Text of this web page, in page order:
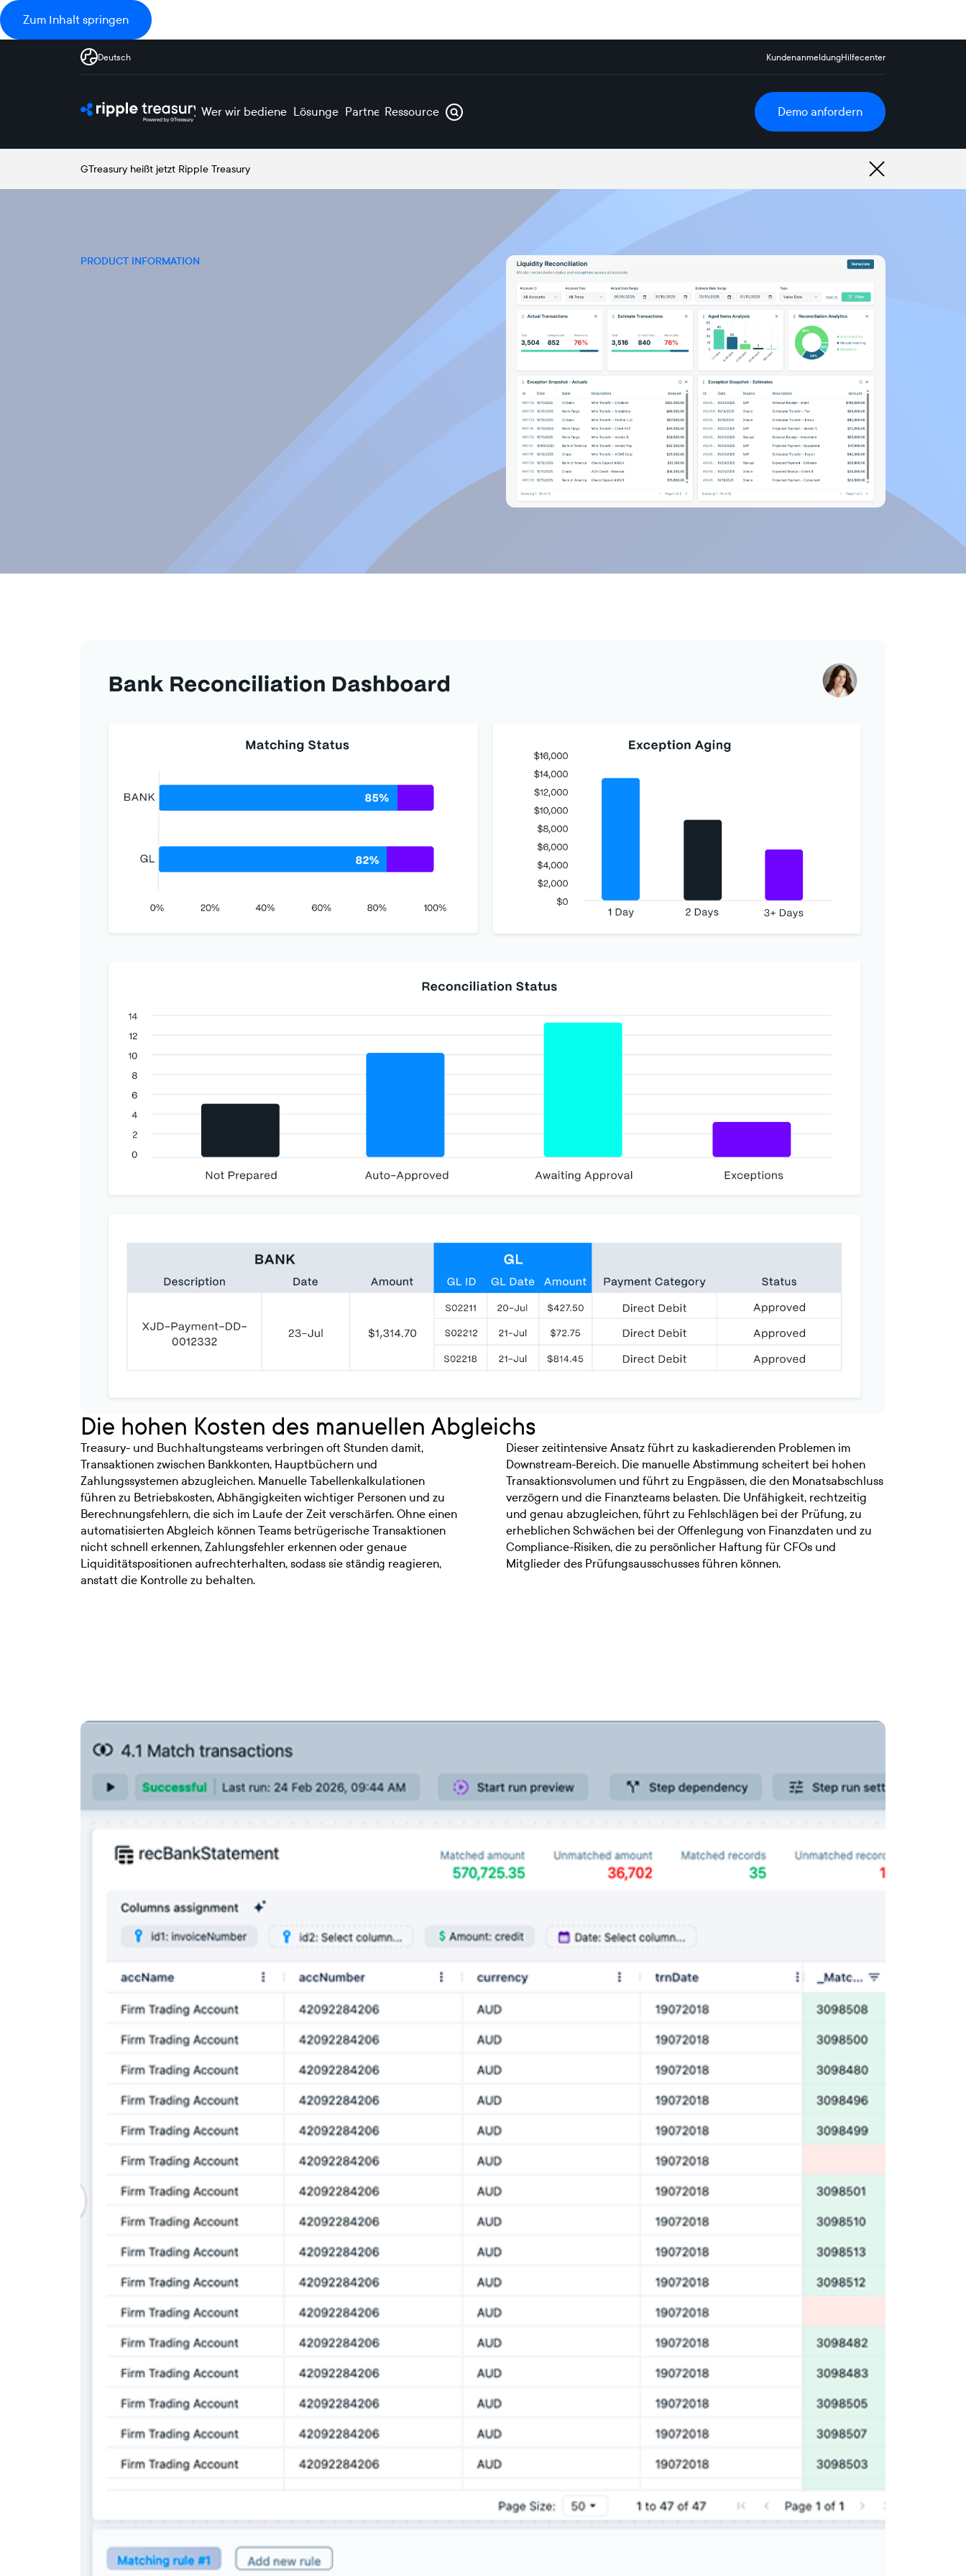
Zum Inhalt springen
Deutsch KundenanmeldungHilfecenter
Wer wir bedienen Lösungen Partner Ressourcen Demo anfordern
GTreasury heißt jetzt Ripple Treasury
PRODUCT INFORMATION
Die hohen Kosten des manuellen Abgleichs
Treasury- und Buchhaltungsteams verbringen oft Stunden damit,
Transaktionen zwischen Bankkonten, Hauptbüchern und
Zahlungssystemen abzugleichen. Manuelle Tabellenkalkulationen
führen zu Betriebskosten, Abhängigkeiten wichtiger Personen und zu
Berechnungsfehlern, die sich im Laufe der Zeit verschärfen. Ohne einen
automatisierten Abgleich können Teams betrügerische Transaktionen
nicht schnell erkennen, Zahlungsfehler erkennen oder genaue
Liquiditätspositionen aufrechterhalten, sodass sie ständig reagieren,
anstatt die Kontrolle zu behalten.
Dieser zeitintensive Ansatz führt zu kaskadierenden Problemen im
Downstream-Bereich. Die manuelle Abstimmung scheitert bei hohen
Transaktionsvolumen und führt zu Engpässen, die den Monatsabschluss
verzögern und die Finanzteams belasten. Die Unfähigkeit, rechtzeitig
und genau abzugleichen, führt zu Fehlschlägen bei der Prüfung, zu
erheblichen Schwächen bei der Offenlegung von Finanzdaten und zu
Compliance-Risiken, die zu persönlicher Haftung für CFOs und
Mitglieder des Prüfungsausschusses führen können.